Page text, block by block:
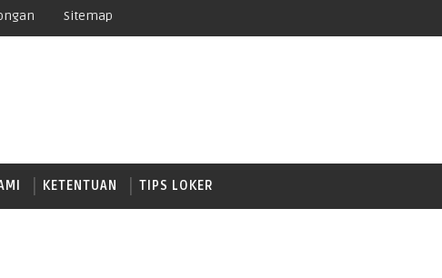
Sitemap
KETENTUAN TIPS LOKER